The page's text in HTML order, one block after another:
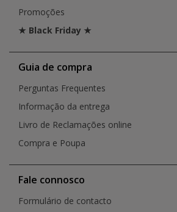
Promoções
★ Black Friday ★
Guia de compra
Perguntas Frequentes
Informação da entrega
Livro de Reclamações online
Compra e Poupa
Fale connosco
Formulário de contacto